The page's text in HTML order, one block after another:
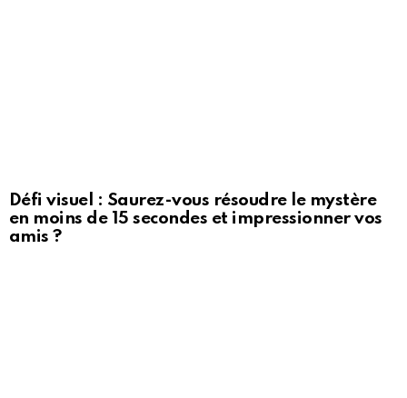
Défi visuel : Saurez-vous résoudre le mystère
en moins de 15 secondes et impressionner vos
amis ?